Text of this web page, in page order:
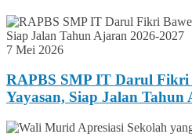
7 Mei 2026
RAPBS SMP IT Darul Fikri
Yayasan, Siap Jalan Tahun